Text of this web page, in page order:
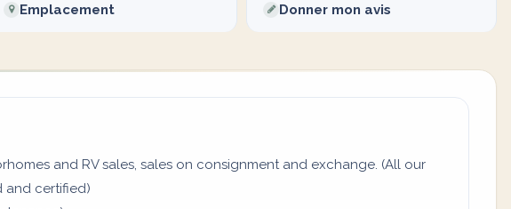
Emplacement Donner mon avis
and RV sales, sales on consignment and exchange. (All our
and certified)